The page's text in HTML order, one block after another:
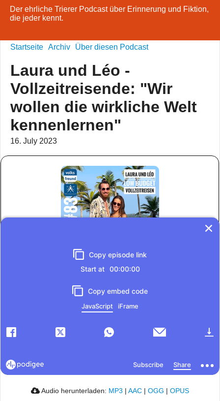
Der ehrliche Trierer Podcast über Erinnerung und Fiktion,
die jeder kennt.
Startseite Archiv Über diesen Podcast
Laura und Léo -
Vollzeitreisende: "Wir
wollen die wirkliche Welt
kennenlernen"
16. July 2023
Audio herunterladen: MP3 | AAC | OGG | OPUS